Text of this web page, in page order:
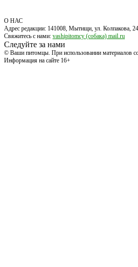
О НАС
Адрес редакции: 141008, Мытищи, ул. Колпакова,
Свяжитесь с нами: vashipitomcy (собака) mail.ru
Следуйте за нами
© Ваши питомцы. При использовании материалов
Информация на сайте 16+